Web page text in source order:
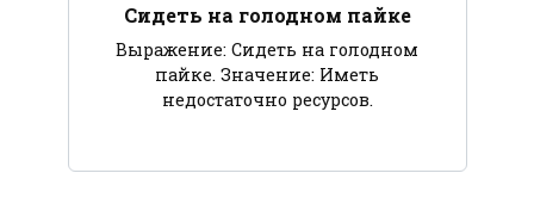
Сидеть на голодном пайке
Выражение: Сидеть на голодном
пайке. Значение: Иметь
недостаточно ресурсов.